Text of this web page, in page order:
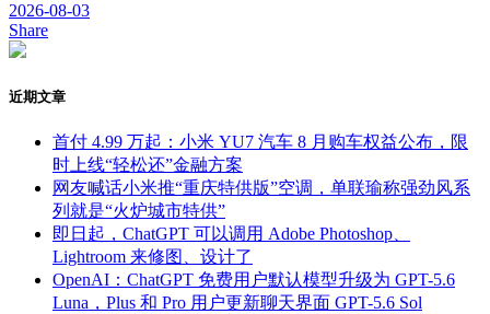
2026-08-03
Share
近期文章
首付 4.99 万起：小米 YU7 汽车 8 月购车权益公布，限
时上线“轻松还”金融方案
网友喊话小米推“重庆特供版”空调，单联瑜称强劲风系
列就是“火炉城市特供”
即日起，ChatGPT 可以调用 Adobe Photoshop、
Lightroom 来修图、设计了
OpenAI：ChatGPT 免费用户默认模型升级为 GPT-5.6
Luna，Plus 和 Pro 用户更新聊天界面 GPT-5.6 Sol